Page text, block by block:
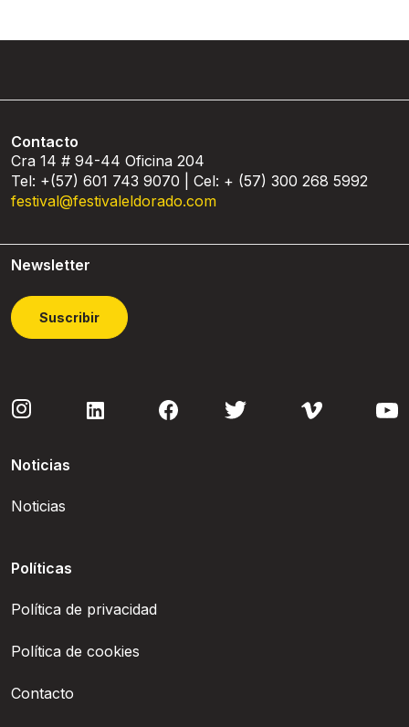
Contacto
Cra 14 # 94-44 Oficina 204
Tel: +(57) 601 743 9070 | Cel: + (57) 300 268 5992
festival@festivaleldorado.com
Newsletter
Suscribir
Noticias
Noticias
Políticas
Política de privacidad
Política de cookies
Contacto